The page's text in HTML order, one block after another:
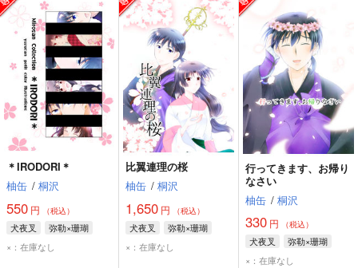
＊IRODORI＊
柚缶 / 桐沢
550 円 （税込）
犬夜叉
弥勒×珊瑚
×：在庫なし
比翼連理の桜
柚缶 / 桐沢
1,650 円 （税込）
犬夜叉
弥勒×珊瑚
×：在庫なし
行ってきます、お帰り
なさい
柚缶 / 桐沢
330円 （税込）
犬夜叉
弥勒×珊瑚
×：在庫なし